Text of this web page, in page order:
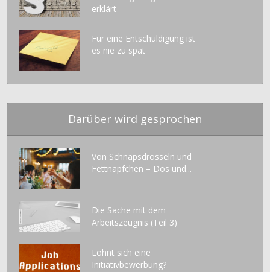
erklärt
Für eine Entschuldigung ist
es nie zu spät
Darüber wird gesprochen
Von Schnapsdrosseln und
Fettnäpfchen – Dos und...
Die Sache mit dem
Arbeitszeugnis (Teil 3)
Lohnt sich eine
Initiativbewerbung?